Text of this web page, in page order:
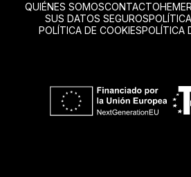
QUIÉNES SOMOSCONTACTO
SUS DATOS SEGUROS
POLÍTICA DE COOKIESPOLÍTICA